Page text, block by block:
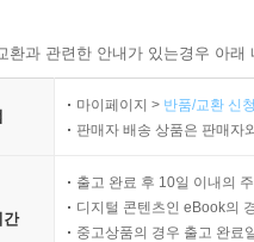
과 관련한 안내가 있는경우 아
마이페이지 > 반품/교환 신
판매자 배송 상품은 판매자
간
출고 완료 후 10일 이내의
디지털 콘텐츠인 eBook의
중고상품의 경우 출고 완료